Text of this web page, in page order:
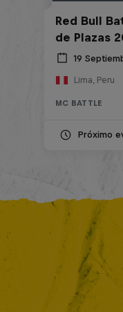
Red Bull
de Plazas
19
Lima, Peru
MC BATTLE
Próximo